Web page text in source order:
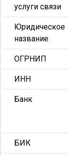
услуги связи
Юридическое
название
ОГРНИП
ИНН
Банк
БИК